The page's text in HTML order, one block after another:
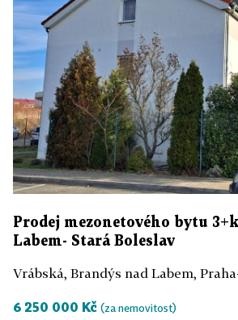
Prodej mezonetového bytu
Labem- Stará Boleslav
Vrábská, Brandýs nad Labem,
6 250 000 Kč (za nemovitost)